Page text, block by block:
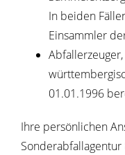
In beiden
Einsammler
01.01.1996
Ihre persönlichen